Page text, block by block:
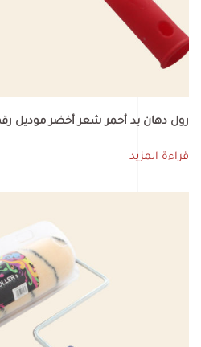
رول دهان يد أحمر شعر أخضر موديل رقم
قراءة المزيد